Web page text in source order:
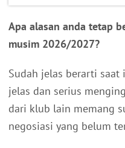
Apa alasan anda tetap
musim 2026/2027?
Sudah jelas berarti saat
jelas dan serius
dari klub lain memang
negosiasi yang belum